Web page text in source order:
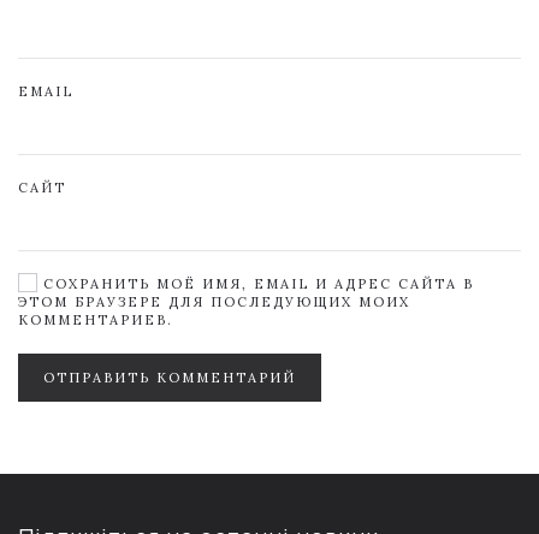
EMAIL
САЙТ
СОХРАНИТЬ МОЁ ИМЯ, EMAIL И АДРЕС САЙТА В
ЭТОМ БРАУЗЕРЕ ДЛЯ ПОСЛЕДУЮЩИХ МОИХ
КОММЕНТАРИЕВ.
ОТПРАВИТЬ КОММЕНТАРИЙ